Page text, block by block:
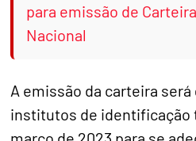
para emissão de
Nacional
A emissão da carteira
institutos de identificação